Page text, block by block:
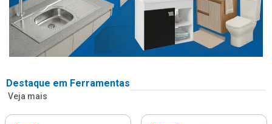
Destaque em Ferramentas
Veja mais